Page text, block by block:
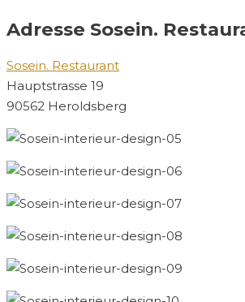
Adresse Sosein.
Sosein. Restaurant
Hauptstrasse 19
90562 Heroldsberg